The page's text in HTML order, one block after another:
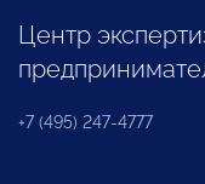
Центр
+7 (495) 247-4777